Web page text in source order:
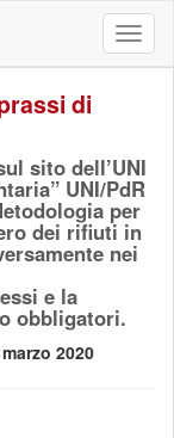
di
sito dell’UNI
UNI/PdR
per
dei rifiuti in
nei
e la
obbligatori.
2020